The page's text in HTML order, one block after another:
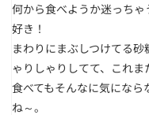
何から食べようか迷っち
好き！
まわりにまぶしつけてる
ゃりしゃりしてて、これ
食べてもそんなに気にな
ね～。